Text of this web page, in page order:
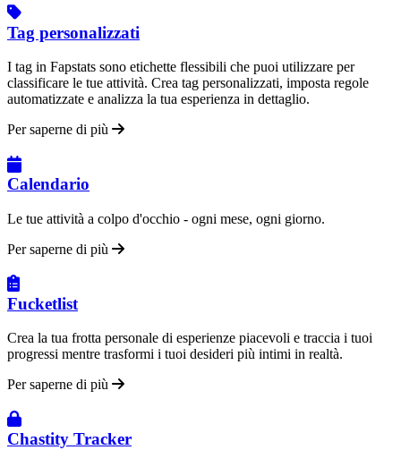
Tag personalizzati
I tag in Fapstats sono etichette flessibili che puoi utilizzare per
classificare le tue attività. Crea tag personalizzati, imposta regole
automatizzate e analizza la tua esperienza in dettaglio.
Per saperne di più
Calendario
Le tue attività a colpo d'occhio - ogni mese, ogni giorno.
Per saperne di più
Fucketlist
Crea la tua frotta personale di esperienze piacevoli e traccia i tuoi
progressi mentre trasformi i tuoi desideri più intimi in realtà.
Per saperne di più
Chastity Tracker